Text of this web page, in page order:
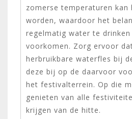
zomerse temperaturen kan
worden, waardoor het
regelmatig water te
voorkomen. Zorg ervoor
herbruikbare waterfles bij
deze bij op de daarvoor
het festivalterrein. Op die
genieten van alle
krijgen van de hitte.